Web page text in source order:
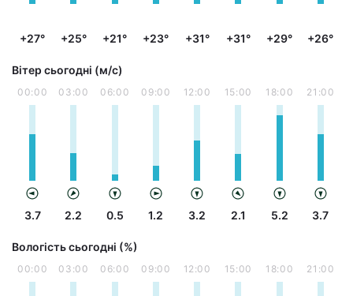
+27° +25° +21° +23° +31° +31° +29° +26°
Вітер сьогодні (м/с)
00:00
3.7
03:00
2.2
06:00
0.5
09:00
1.2
12:00
3.2
15:00
2.1
18:00
5.2
21:00
3.7
Вологість сьогодні (%)
00:00 03:00 06:00 09:00 12:00 15:00 18:00 21:00